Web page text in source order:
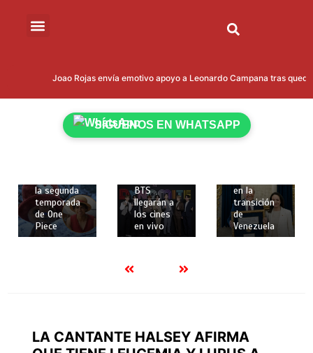
Joao Rojas envía emotivo apoyo a Leonardo Campana tras quedar
SÍGUENOS EN WHATSAPP
2 mins
la segunda
temporada
de One
Piece
febrero de
2026
2 mins
Los dos
primeros
BTS
llegarán a
los cines
en vivo
2026
2 mins
Trump
quiere
involucrar
en la
transición
de
Venezuela
LA CANTANTE HALSEY AFIRMA